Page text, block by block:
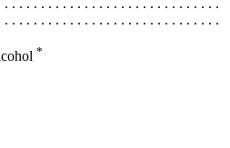
. . . . . . . . . . . . . . . . . . . . . . . . . . . . .
. . . . . . . . . . . . . . . . . . . . . . . . . . . . .
*